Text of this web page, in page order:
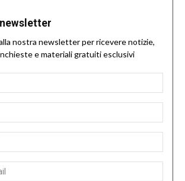
nostra newsletter per ricevere notizie,
e materiali gratuiti esclusivi